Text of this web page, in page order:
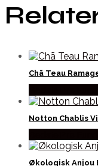
Chã Teau
Notton Chablis
Økologisk Anjou